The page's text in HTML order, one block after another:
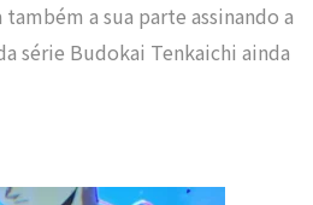
também a sua parte assinando a
série Budokai Tenkaichi ainda